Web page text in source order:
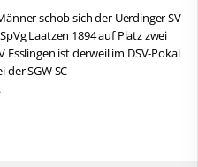
schob sich der Uerdinger SV
Laatzen 1894 auf Platz zwei
Esslingen ist derweil im DSV-Pokal
derSGW SC